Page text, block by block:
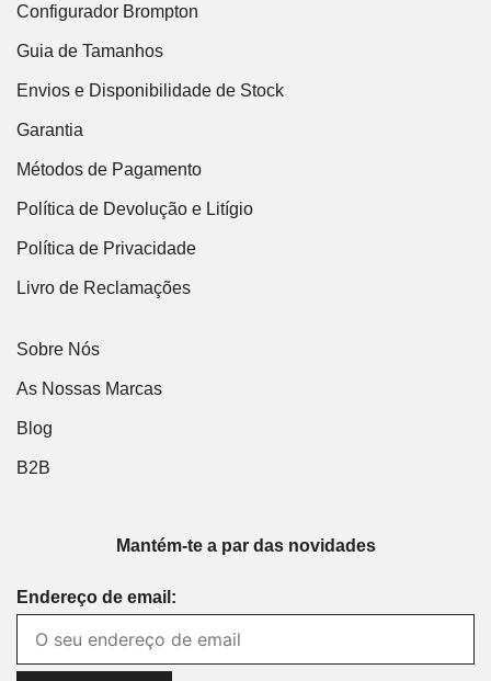
Configurador Brompton
Guia de Tamanhos
Envios e Disponibilidade de Stock
Garantia
Métodos de Pagamento
Política de Devolução e Litígio
Política de Privacidade
Livro de Reclamações
Sobre Nós
As Nossas Marcas
Blog
B2B
Mantém-te a par das novidades
Endereço de email: